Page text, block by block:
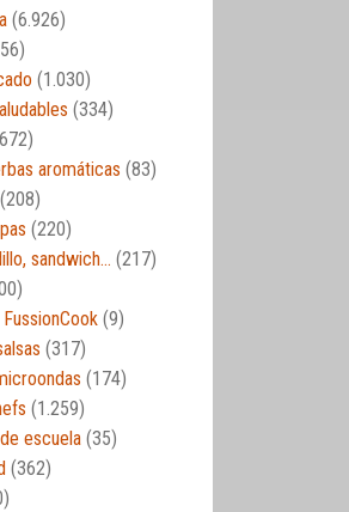
(6.926)
(1.030)
(334)
aromáticas (83)
(208)
(220)
sandwich… (217)
(9)
(317)
(174)
(1.259)
escuela (35)
(362)